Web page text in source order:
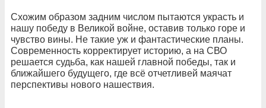
Схожим образом задним числом пытаются украсть и
нашу победу в Великой войне, оставив только горе и
чувство вины. Не такие уж и фантастические планы.
Современность корректирует историю, а на СВО
решается судьба, как нашей главной победы, так и
ближайшего будущего, где всё отчетливей маячат
перспективы нового нашествия.